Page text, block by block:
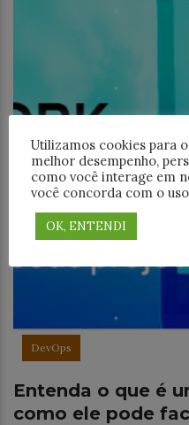
DevOps
Entenda o que é
como ele pode
Utilizamos cookies para
melhor desempenho,
como você interage em
você concorda com o
OK, ENTENDI